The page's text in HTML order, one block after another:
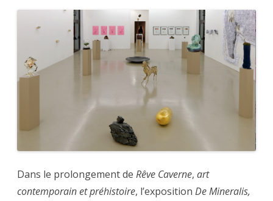
Dans le prolongement de Rêve Caverne, art
contemporain et préhistoire, l’exposition De Mineralis,